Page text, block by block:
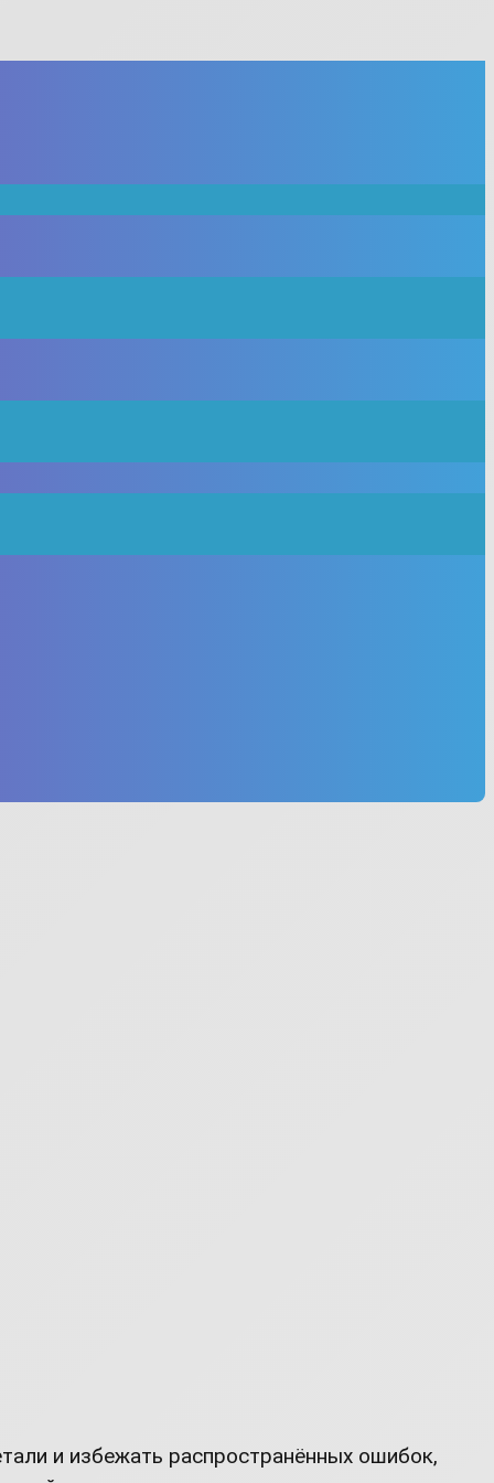
и избежать распространённых ошибок,